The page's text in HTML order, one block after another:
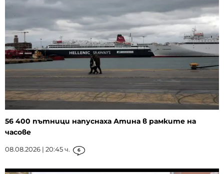
56 400 пътници напуснаха Атина в рамките на
часове
08.08.2026 | 20:45 ч. 6